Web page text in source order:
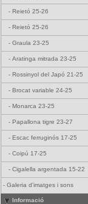
- Reietó 25-26
- Reietó 25-26
- Graula 23-25
- Aratinga mitrada 23-25
- Rossinyol del Japó 21-25
- Brocat variable 24-25
- Monarca 23-25
- Papallona tigre 23-27
- Escac ferruginós 17-25
- Coipú 17-25
- Cigalella argentada 15-22
- Galeria d'imatges i sons
Informació